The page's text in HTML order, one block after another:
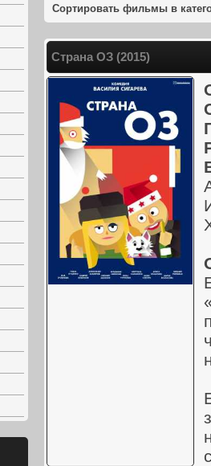
Сортировать фильмы в
Страна ОЗ (2015)